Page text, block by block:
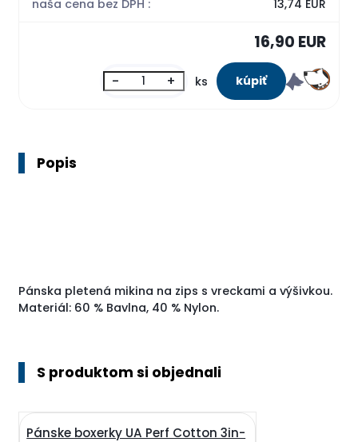
naša cena bez DPH : 13,74 EUR
16,90 EUR
- + ks
Popis
Pánska pletená mikina na zips s vreckami a výšivkou.
Materiál: 60 % Bavlna, 40 % Nylon.
S produktom si objednali
Pánske boxerky UA Perf Cotton 3in-